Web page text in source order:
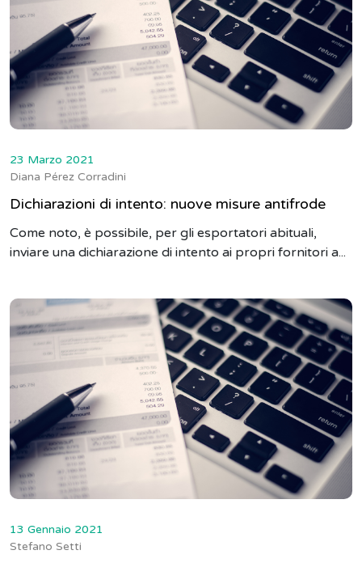
23 Marzo 2021
Diana Pérez Corradini
Dichiarazioni di intento: nuove misure antifrode
Come noto, è possibile, per gli esportatori abituali,
inviare una dichiarazione di intento ai propri fornitori a...
13 Gennaio 2021
Stefano Setti